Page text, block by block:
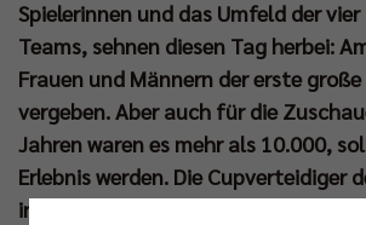
Spielerinnen und das Umfeld der
Teams, sehnen diesen Tag herbei:
Frauen und Männern der erste
vergeben. Aber auch für die
Jahren waren es mehr als 10.000,
Erlebnis werden. Die Cupverteidiger
in ihrem Endspiel auf die SWD